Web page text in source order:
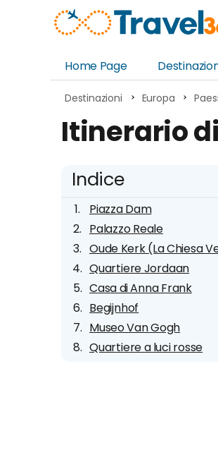
Home Page
Europa
Nord
Destinazioni Europa
Itinerario
Indice
Piazza Dam
Palazzo Reale
Oude Kerk (La Chiesa
Quartiere Jordaan
Casa di Anna Frank
Begijnhof
Museo Van Gogh
Quartiere a luci rosse